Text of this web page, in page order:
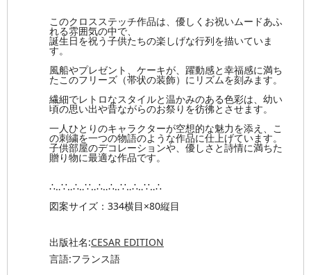
このクロスステッチ作品は、優しくお祝いムードあふ
れる雰囲気の中で、
誕生日を祝う子供たちの楽しげな行列を描いていま
す。
風船やプレゼント、ケーキが、躍動感と幸福感に満ち
たこのフリーズ（帯状の装飾）にリズムを刻みます。
繊細でレトロなスタイルと温かみのある色彩は、幼い
頃の思い出や昔ながらのお祭りを彷彿とさせます。
一人ひとりのキャラクターが空想的な魅力を添え、こ
の刺繍を一つの物語のような作品に仕上げています。
子供部屋のデコレーションや、優しさと詩情に満ちた
贈り物に最適な作品です。
∴‥∵‥∴‥∵‥∴‥∴‥∵‥∴‥∵‥∴
図案サイズ：334横目×80縦目
出版社名:CESAR EDITION
言語:フランス語